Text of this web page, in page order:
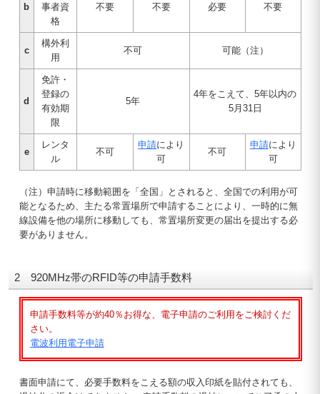
b
事者資
格
不要 不要 必要 不要
c
構外利
用
不可 可能（注）
d
免許・
登録の
有効期
限
5年
4年をこえて、5年以内の
5月31日
e
レンタ
ル
不可
申請により
可
不可
申請により
可
（注）申請時に移動範囲を「全国」とされると、全国での利用が可
能となるため、主たる常置場所で申請することにより、一時的に無
線設備を他の場所に移動しても、常置場所変更の届出を提出する必
要がありません。
2 920MHz帯のRFID等の申請手数料
申請手数料等が約40％お得な、電子申請のご利用をご検討くだ
さい。
電波利用電子申請
書面申請にて、必要手数料をこえる額の収入印紙を貼付されても、